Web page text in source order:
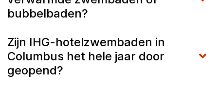
bubbelbaden?
Zijn IHG-hotelzwembaden in
Columbus het hele jaar door
geopend?